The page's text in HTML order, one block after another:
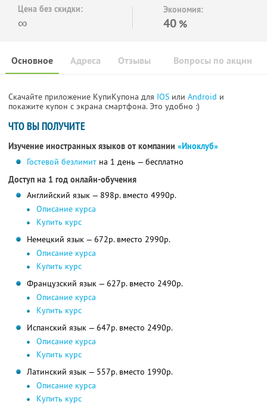
Цена без скидки:
∞
Экономия:
40 %
Основное Отзывы Вопросы по акции
Адреса
Скачайте приложение КупиКупона для IOS или Android и
покажите купон с экрана смартфона. Это удобно :)
ЧТО ВЫ ПОЛУЧИТЕ
Изучение иностранных языков от компании «Иноклуб»
Гостевой безлимитна 1 день — бесплатно
Доступ на 1 год онлайн-обучения
Английский язык — 898р. вместо 4990р.
Описание курса
Купить курс
Немецкий язык — 672р. вместо 2990р.
Описание курса
Купить курс
Французский язык — 627р. вместо 2490р.
Описание курса
Купить курс
Испанский язык — 647р. вместо 2490р.
Описание курса
Купить курс
Латинский язык — 557р. вместо 1990р.
Описание курса
Купить курс